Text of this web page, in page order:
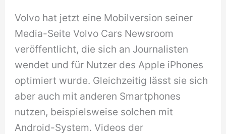
Volvo hat jetzt eine Mobilversion seiner
Media-Seite Volvo Cars Newsroom
veröffentlicht, die sich an Journalisten
wendet und für Nutzer des Apple iPhones
optimiert wurde. Gleichzeitig lässt sie sich
aber auch mit anderen Smartphones
nutzen, beispielsweise solchen mit
Android-System. Videos der